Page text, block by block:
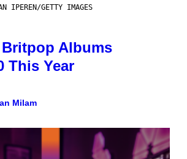
IPEREN/GETTY IMAGES
Albums
This Year
Milam